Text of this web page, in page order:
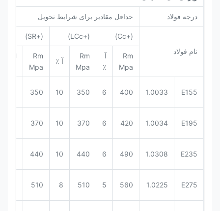
درجه فولاد حداقل مقادیر برای شرایط تحویل
نام فولاد
(+Cc)
(+LCc)
(+SR)
Rm
Mpa
آ
٪
Rm
Mpa
آ ٪
Rm
Mpa
E155
1.0033
400
6
350
10
350
E195
1.0034
420
6
370
10
370
E235
1.0308
490
6
440
10
440
E275
1.0225
560
5
510
8
510